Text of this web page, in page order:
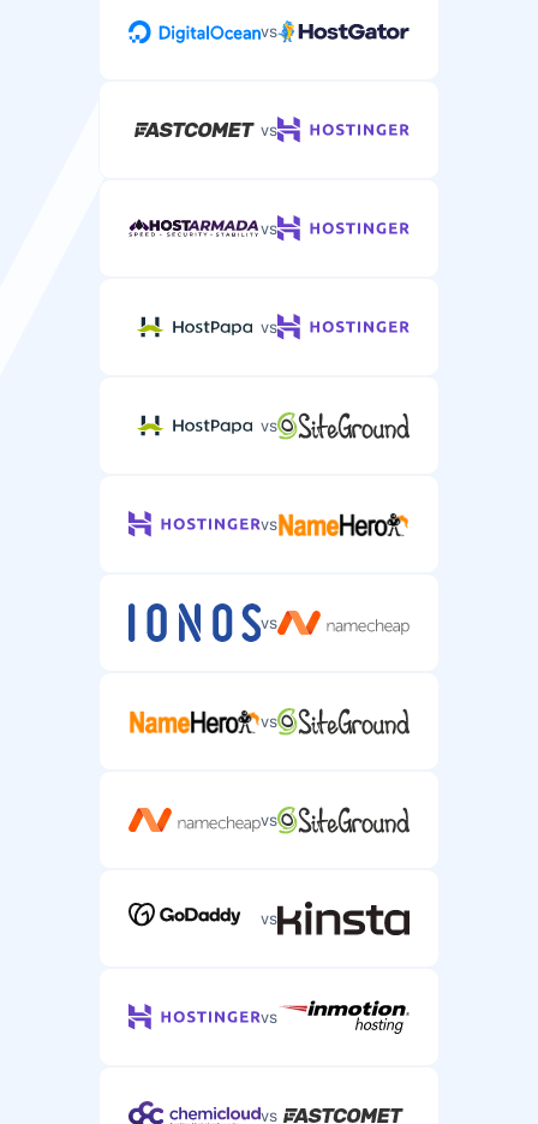
конфигурациите на сървъра ви.
Поддръжка по имейл/тикет
Поддръжка чрез чат
Телефонна поддръжка
vs
vs
vs
vs
vs
vs
vs
vs
vs
vs
vs
vs